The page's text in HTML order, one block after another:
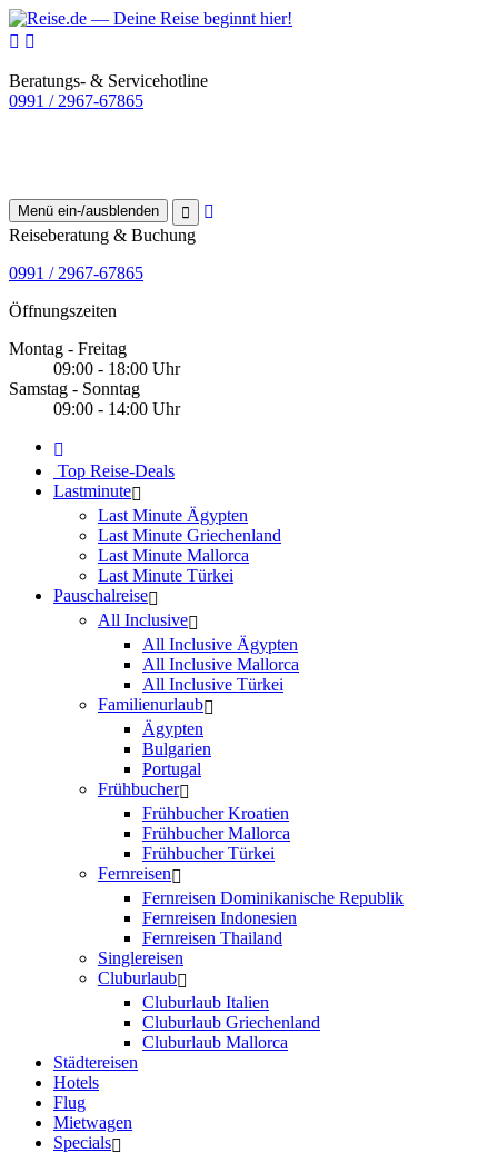
Beratungs- & Servicehotline
0991 / 2967-67865
Menü ein-/ausblenden
Reiseberatung & Buchung
0991 / 2967-67865
Öffnungszeiten
Montag - Freitag
09:00 - 18:00 Uhr
Samstag - Sonntag
09:00 - 14:00 Uhr
Top Reise-Deals
Lastminute
Last Minute Ägypten
Last Minute Griechenland
Last Minute Mallorca
Last Minute Türkei
Pauschalreise
All Inclusive
All Inclusive Ägypten
All Inclusive Mallorca
All Inclusive Türkei
Familienurlaub
Ägypten
Bulgarien
Portugal
Frühbucher
Frühbucher Kroatien
Frühbucher Mallorca
Frühbucher Türkei
Fernreisen
Fernreisen Dominikanische Republik
Fernreisen Indonesien
Fernreisen Thailand
Singlereisen
Cluburlaub
Cluburlaub Italien
Cluburlaub Griechenland
Cluburlaub Mallorca
Städtereisen
Hotels
Flug
Mietwagen
Specials